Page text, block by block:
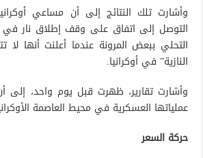
وأشارت تلك النتائج إلى أن مساعي
التوصل إلى اتفاق على وقف إطلاق نار
التحلي ببعض المرونة عندما أعلنت أنها
النازية” في أوكرانيا.
وأشارت تقارير، ظهرت قبل يوم واحد، إلى
عملياتها العسكرية في محيط العاصمة
حركة السعر